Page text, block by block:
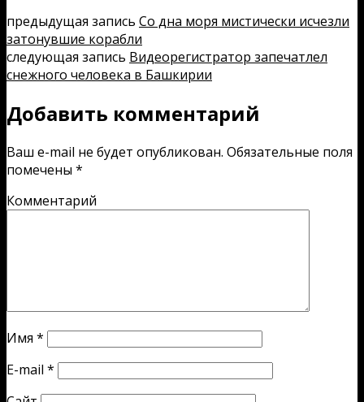
предыдущая запись Со дна моря мистически исчезли
затонувшие корабли
следующая запись Видеорегистратор запечатлел
снежного человека в Башкирии
Добавить комментарий
Ваш e-mail не будет опубликован. Обязательные поля
помечены *
Комментарий
Имя *
E-mail *